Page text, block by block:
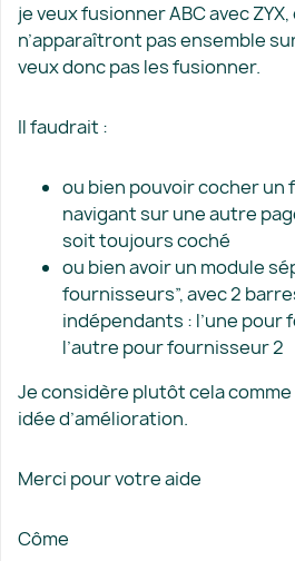
je veux fusionner ABC avec
n’apparaîtront pas ensemble
veux donc pas les fusionner.
Il faudrait :
ou bien pouvoir cocher un
navigant sur une autre
soit toujours coché
ou bien avoir un module
fournisseurs”, avec 2
indépendants : l’une pour
l’autre pour fournisseur 2
Je considère plutôt cela comme
idée d’amélioration.
Merci pour votre aide
Côme